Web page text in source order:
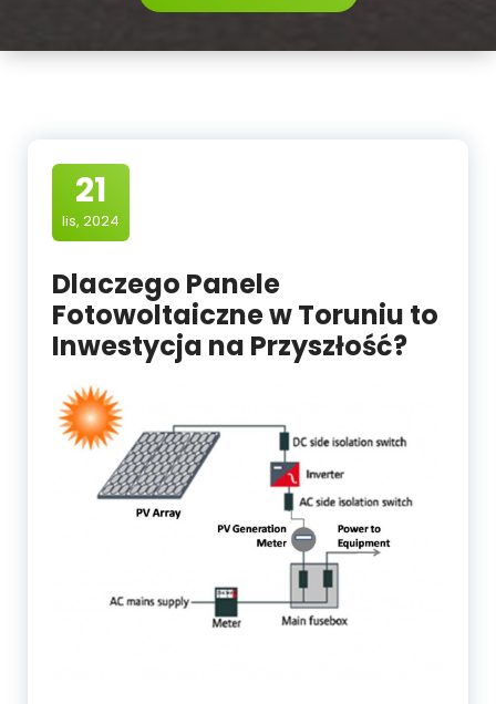
21
lis, 2024
Dlaczego Panele
Fotowoltaiczne w Toruniu to
Inwestycja na Przyszłość?